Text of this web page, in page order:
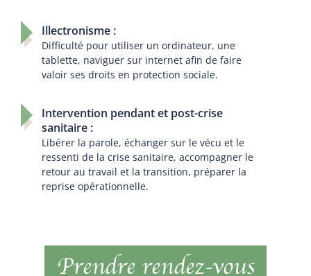
Illectronisme :
Difficulté pour utiliser un ordinateur, une
tablette, naviguer sur internet afin de faire
valoir ses droits en protection sociale.
Intervention pendant et post-crise
sanitaire :
Libérer la parole, échanger sur le vécu et le
ressenti de la crise sanitaire, accompagner le
retour au travail et la transition, préparer la
reprise opérationnelle.
Prendre rendez-vous